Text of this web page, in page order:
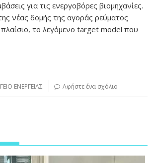
για τις ενεργοβόρες βιομηχανίες.
νέας δομής της αγοράς ρεύματος
πλαίσιο, το λεγόμενο target model που
ΕΝΕΡΓΕΙΑΣ Αφήστε ένα σχόλιο